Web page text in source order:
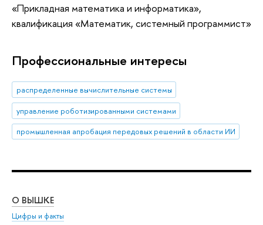
«Прикладная математика и информатика»,
квалификация «Математик, системный программист»
Профессиональные интересы
распределенные вычислительные системы
управление роботизированными системами
промышленная апробация передовых решений в области ИИ
О ВЫШКЕ
Цифры и факты